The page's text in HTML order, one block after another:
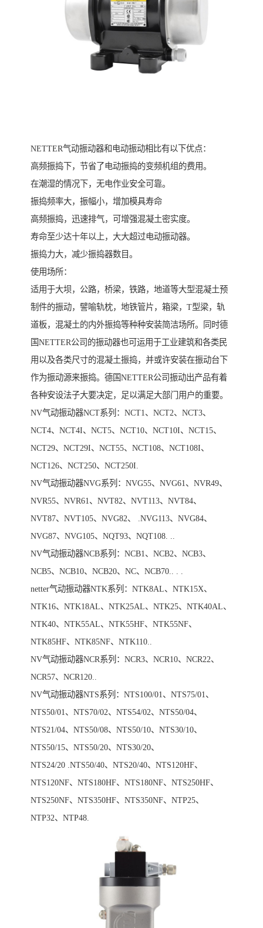
NETTER气动振动器和电动振动相比有以下优点：
高频振捣下，节省了电动振捣的变频机组的费用。
在潮湿的情况下，无电作业安全可靠。
振捣频率大，振幅小，增加模具寿命
高频振捣，迅速排气，可增强混凝土密实度。
寿命至少达十年以上，大大超过电动振动器。
振捣力大，减少振捣器数目。
使用场所：
适用于大坝，公路，桥梁，铁路，地道等大型混凝土预
制件的振动，譬喻轨枕，地铁管片，箱梁，T型梁，轨
道板，混凝土的内外振捣等种种安装简洁场所。同时德
国NETTER公司的振动器也可运用于工业建筑和各类民
用以及各类尺寸的混凝土振捣，并或许安装在振动台下
作为振动源来振捣。德国NETTER公司振动出产品有着
各种安设法子大要决定，足以满足大部门用户的重要。
NV气动振动器NCT系列：NCT1、NCT2、NCT3、
NCT4、NCT4I、NCT5、NCT10、NCT10I、NCT15、
NCT29、NCT29I、NCT55、NCT108、NCT108I、
NCT126、NCT250、NCT250I.
NV气动振动器NVG系列：NVG55、NVG61、NVR49、
NVR55、NVR61、NVT82、NVT113、NVT84、
NVT87、NVT105、NVG82、 .NVG113、NVG84、
NVG87、NVG105、NQT93、NQT108. ..
NV气动振动器NCB系列：NCB1、NCB2、NCB3、
NCB5、NCB10、NCB20、NC、NCB70.. . .
netter气动振动器NTK系列：NTK8AL、NTK15X、
NTK16、NTK18AL、NTK25AL、NTK25、NTK40AL、
NTK40、NTK55AL、NTK55HF、NTK55NF、
NTK85HF、NTK85NF、NTK110..
NV气动振动器NCR系列：NCR3、NCR10、NCR22、
NCR57、NCR120..
NV气动振动器NTS系列：NTS100/01、NTS75/01、
NTS50/01、NTS70/02、NTS54/02、NTS50/04、
NTS21/04、NTS50/08、NTS50/10、NTS30/10、
NTS50/15、NTS50/20、NTS30/20、
NTS24/20 .NTS50/40、NTS20/40、NTS120HF、
NTS120NF、NTS180HF、NTS180NF、NTS250HF、
NTS250NF、NTS350HF、NTS350NF、NTP25、
NTP32、NTP48.